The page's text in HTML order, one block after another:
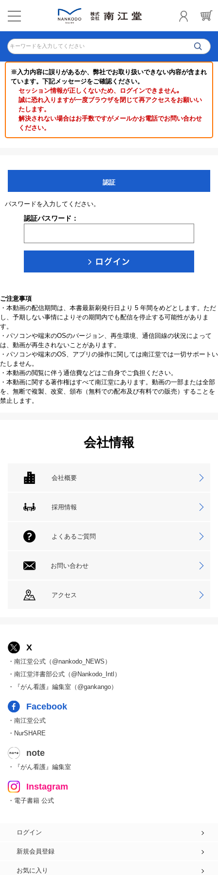
キーワードを入力してください
※入力内容に誤りがあるか、弊社でお取り扱いできない内容が含まれ
ています。下記メッセージをご確認ください。
セッション情報が正しくないため、ログインできません｡
誠に恐れ入りますが一度ブラウザを閉じて再アクセスをお願いい
たします。
解決されない場合はお手数ですがメールかお電話でお問い合わせ
ください。
認証
パスワードを入力してください。
認証パスワード：
ご注意事項
・本動画の配信期間は、本書最新刷発行日より 5 年間をめどとします。ただ
し、予期しない事情によりその期間内でも配信を停止する可能性がありま
す。
・パソコンや端末のOSのバージョン、再生環境、通信回線の状況によって
は、動画が再生されないことがあります。
・パソコンや端末のOS、アプリの操作に関しては南江堂では一切サポートい
たしません。
・本動画の閲覧に伴う通信費などはご自身でご負担ください。
・本動画に関する著作権はすべて南江堂にあります。動画の一部または全部
を、無断で複製、改変、頒布（無料での配布及び有料での販売）することを
禁止します。
会社情報
会社概要
採用情報
よくあるご質問
お問い合わせ
アクセス
X
・南江堂公式（@nankodo_NEWS）
・南江堂洋書部公式（@Nankodo_Intl）
・『がん看護』編集室（@gankango）
Facebook
・南江堂公式
・NurSHARE
note
・『がん看護』編集室
Instagram
・電子書籍 公式
ログイン
新規会員登録
お気に入り